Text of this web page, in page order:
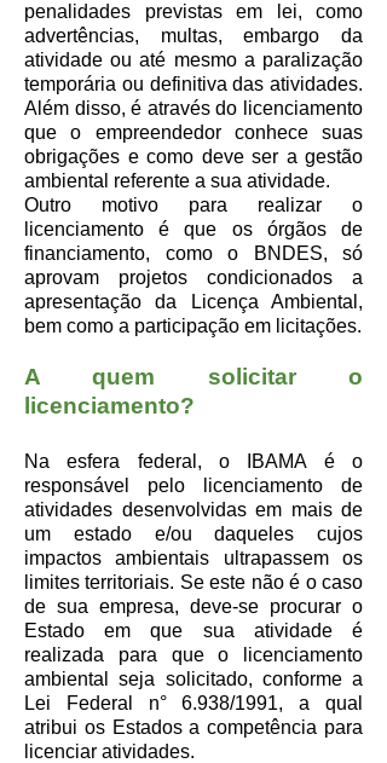
penalidades previstas em lei, como
advertências, multas, embargo da
atividade ou até mesmo a paralização
temporária ou definitiva das atividades.
Além disso, é através do licenciamento
que o empreendedor conhece suas
obrigações e como deve ser a gestão
ambiental referente a sua atividade.
Outro motivo para realizar o
licenciamento é que os órgãos de
financiamento, como o BNDES, só
aprovam projetos condicionados a
apresentação da Licença Ambiental,
bem como a participação em licitações.
A quem solicitar o
licenciamento?
Na esfera federal, o IBAMA é o
responsável pelo licenciamento de
atividades desenvolvidas em mais de
um estado e/ou daqueles cujos
impactos ambientais ultrapassem os
limites territoriais. Se este não é o caso
de sua empresa, deve-se procurar o
Estado em que sua atividade é
realizada para que o licenciamento
ambiental seja solicitado, conforme a
Lei Federal n° 6.938/1991, a qual
atribui os Estados a competência para
licenciar atividades.